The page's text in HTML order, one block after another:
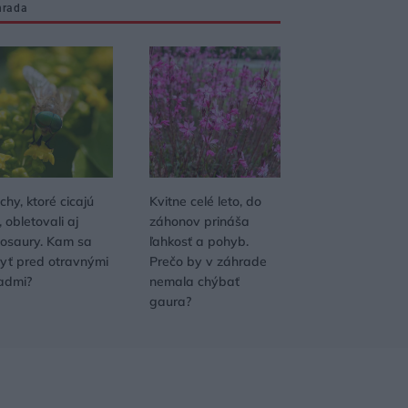
ktoré cicajú
obletovali aj
Kam sa
pred otravnými
Kvitne celé leto, do
záhonov prináša
ľahkosť a pohyb.
Prečo by v záhrade
nemala chýbať
gaura?